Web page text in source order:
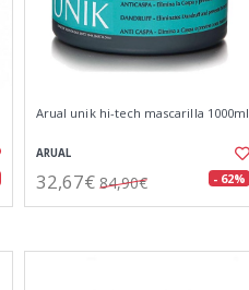
Arual unik hi-tech mascarilla 1000ml
ARUAL
32,67€ 84,90€ - 62%